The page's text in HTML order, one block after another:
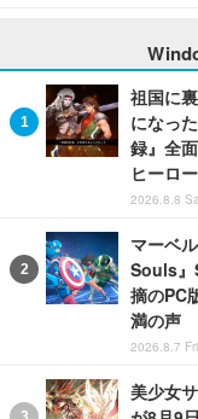
祖国に
になっ
録』全
ヒーロ
2026.8.8
マーベ
Souls』
摘のPC
満の声
2026.8.7
美少女